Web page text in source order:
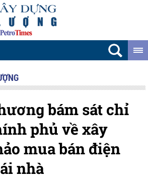
bám sát chỉ
phủ về xây
mua bán điện
nhà